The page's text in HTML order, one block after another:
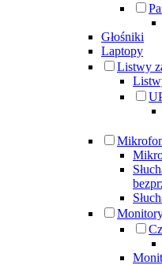
Głośniki
Laptopy
Listwy